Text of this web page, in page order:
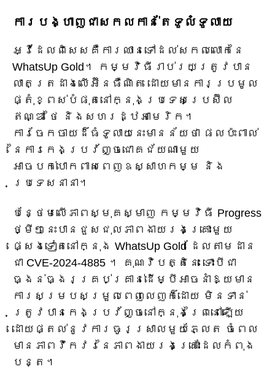
ការបង្ហាញជាសកលកាន់តែទូលំទូលាយ
អ្វីដែលពិសេសគឺការឈានទៅដល់សកលលោកនៃ
WhatsUp Gold។ កម្មវិធីរាប់រយត្រូវបាន
លាតត្រដាងលើអ៊ីនធឺណិត ដោយមានការប្រមូល
ផ្តុំខ្ពស់បំផុតនៅក្នុងប្រទេសប្រេស៊ីល
ឥណ្ឌា ថៃ និងសហរដ្ឋអាមេរិក។
ការចែកចាយដ៏ធំទូលាយនេះមានន័យថា ផលប៉ះពាល់
នៃការកេងប្រវ័ញ្ចជោគជ័យណាមួយ
អាចបក់បោកពាសពេញឧស្សាហកម្ម និង
ប្រទេសនានា។
បន្ថែមលើភាពស្មុគស្មាញ កម្មវិធី Progress
ថ្មីៗនេះបានជួសជុលភាពងាយរងគ្រោះមួយ
ផ្សេងទៀតនៅក្នុង WhatsUp Gold ដែលតាមដាន
ជា CVE-2024-4885 ។ គុណវិបត្តិនេះ ទោះបីជា
ធ្ងន់ធ្ងរគ្រប់គ្រាន់ដើម្បីអាចនាំឱ្យមាន
ការសម្របសម្រួលពេញលេញក៏ដោយ មិនទាន់
ត្រូវបានកេងប្រវ័ញ្ចនៅក្នុងព្រៃនៅឡើយ
ដោយផ្តល់នូវការធូរស្រាលមួយភ្លែត ចំពេល
មានភាពវឹកវរនៃភាពងាយរងគ្រោះដែលកំពុង
បន្ត។